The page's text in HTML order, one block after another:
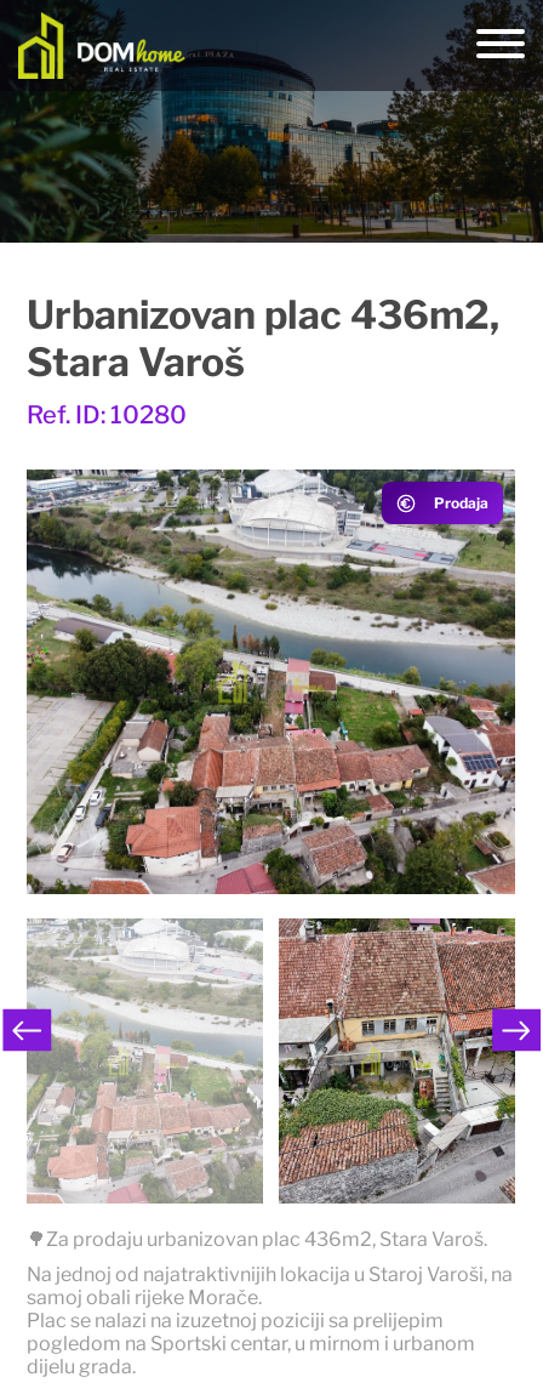
Urbanizovan plac 436m2,
Stara Varoš
Ref. ID: 10280
Prodaja
🌳Za prodaju urbanizovan plac 436m2, Stara Varoš.
Na jednoj od najatraktivnijih lokacija u Staroj Varoši, na
samoj obali rijeke Morače.
Plac se nalazi na izuzetnoj poziciji sa prelijepim
pogledom na Sportski centar, u mirnom i urbanom
dijelu grada.